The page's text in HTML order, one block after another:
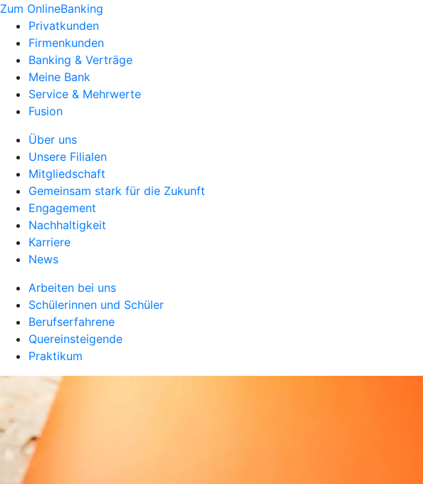
Zum OnlineBanking
Privatkunden
Firmenkunden
Banking & Verträge
Meine Bank
Service & Mehrwerte
Fusion
Über uns
Unsere Filialen
Mitgliedschaft
Gemeinsam stark für die Zukunft
Engagement
Nachhaltigkeit
Karriere
News
Arbeiten bei uns
Schülerinnen und Schüler
Berufserfahrene
Quereinsteigende
Praktikum